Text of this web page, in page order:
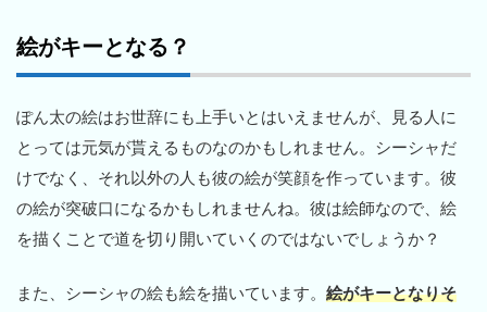
絵がキーとなる？
ぽん太の絵はお世辞にも上手いとはいえませんが、見る人に
とっては元気が貰えるものなのかもしれません。シーシャだ
けでなく、それ以外の人も彼の絵が笑顔を作っています。彼
の絵が突破口になるかもしれませんね。彼は絵師なので、絵
を描くことで道を切り開いていくのではないでしょうか？
また、シーシャの絵も絵を描いています。 絵がキーとなりそ